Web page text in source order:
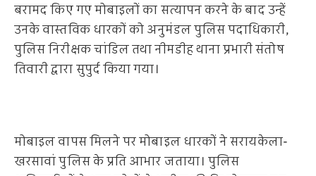
बरामद किए गए मोबाइलों का सत्यापन करने के बाद उन्हें
उनके वास्तविक धारकों को अनुमंडल पुलिस पदाधिकारी,
पुलिस निरीक्षक चांडिल तथा नीमडीह थाना प्रभारी संतोष
तिवारी द्वारा सुपुर्द किया गया।
मोबाइल वापस मिलने पर मोबाइल धारकों ने सरायकेला-
खरसावां पुलिस के प्रति आभार जताया। पुलिस